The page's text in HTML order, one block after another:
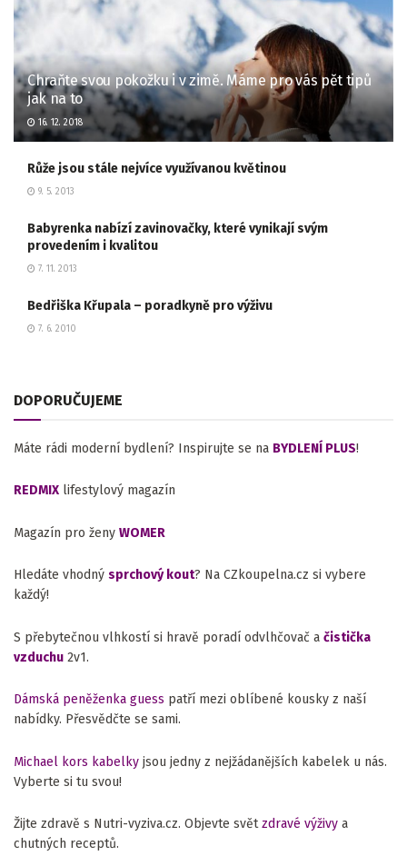
Chraňte svou pokožku i v zimě. Máme pro vás pět tipů
jak na to
16. 12. 2018
Růže jsou stále nejvíce využívanou květinou
9. 5. 2013
Babyrenka nabízí zavinovačky, které vynikají svým
provedením i kvalitou
7. 11. 2013
Bedřiška Křupala – poradkyně pro výživu
7. 6. 2010
DOPORUČUJEME
Máte rádi moderní bydlení? Inspirujte se na BYDLENÍ PLUS!
REDMIX lifestylový magazín
Magazín pro ženy WOMER
Hledáte vhodný sprchový kout? Na CZkoupelna.cz si vybere
každý!
S přebytečnou vlhkostí si hravě poradí odvlhčovač a čistička
vzduchu 2v1.
Dámská peněženka guess patří mezi oblíbené kousky z naší
nabídky. Přesvědčte se sami.
Michael kors kabelky jsou jedny z nejžádanějších kabelek u nás.
Vyberte si tu svou!
Žijte zdravě s Nutri-vyziva.cz. Objevte světzdravé výživy a
chutných receptů.